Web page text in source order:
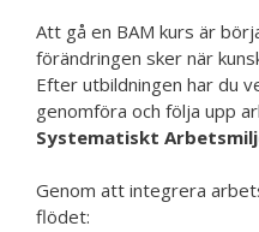
Att gå en BAM kurs är
förändringen sker när
Efter utbildningen har du
genomföra och följa upp
Systematiskt
Genom att integrera
flödet: